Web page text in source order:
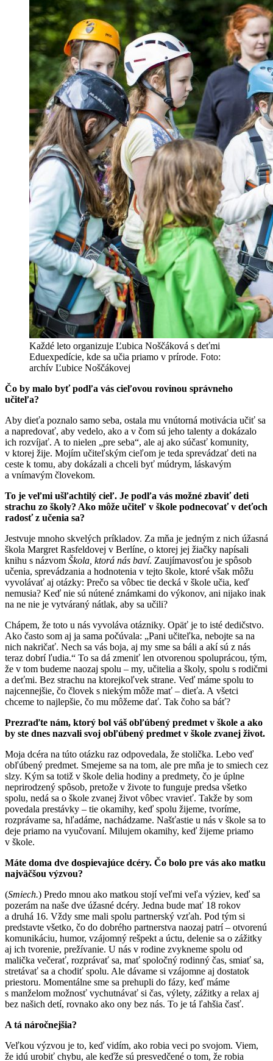
Každé leto organizuje Ľubica Noščáková s deťmi
Eduexpedície, kde sa učia priamo v prírode. Foto:
archív Ľubice Noščákovej
Čo by malo byť podľa vás cieľovou rovinou správneho
učiteľa?
Aby dieťa poznalo samo seba, ostala mu vnútorná motivácia učiť sa
a napredovať, aby vedelo, ako a v čom sú jeho talenty a dokázalo
ich rozvíjať. A to nielen „pre seba“, ale aj ako súčasť komunity,
v ktorej žije. Mojím učiteľským cieľom je teda sprevádzať deti na
ceste k tomu, aby dokázali a chceli byť múdrym, láskavým
a vnímavým človekom.
To je veľmi ušľachtilý cieľ. Je podľa vás možné zbaviť deti
strachu zo školy? Ako môže učiteľ v škole podnecovať v deťoch
radosť z učenia sa?
Jestvuje mnoho skvelých príkladov. Za mňa je jedným z nich úžasná
škola Margret Rasfeldovej v Berlíne, o ktorej jej žiačky napísali
knihu s názvom Škola, ktorá nás baví. Zaujímavosťou je spôsob
učenia, sprevádzania a hodnotenia v tejto škole, ktoré však môžu
vyvolávať aj otázky: Prečo sa vôbec tie decká v škole učia, keď
nemusia? Keď nie sú nútené známkami do výkonov, ani nijako inak
na ne nie je vytváraný nátlak, aby sa učili?
Chápem, že toto u nás vyvoláva otázniky. Opäť je to isté dedičstvo.
Ako často som aj ja sama počúvala: „Pani učiteľka, nebojte sa na
nich nakričať. Nech sa vás boja, aj my sme sa báli a akí sú z nás
teraz dobrí ľudia.“ To sa dá zmeniť len otvorenou spoluprácou, tým,
že v tom budeme naozaj spolu – my, učitelia a školy, spolu s rodičmi
a deťmi. Bez strachu na ktorejkoľvek strane. Veď máme spolu to
najcennejšie, čo človek s niekým môže mať – dieťa. A všetci
chceme to najlepšie, čo mu môžeme dať. Tak čoho sa báť?
Prezraďte nám, ktorý bol váš obľúbený predmet v škole a ako
by ste dnes nazvali svoj obľúbený predmet v škole zvanej život.
Moja dcéra na túto otázku raz odpovedala, že stolička. Lebo veď
obľúbený predmet. Smejeme sa na tom, ale pre mňa je to smiech cez
slzy. Kým sa totiž v škole delia hodiny a predmety, čo je úplne
neprirodzený spôsob, pretože v živote to funguje predsa všetko
spolu, nedá sa o škole zvanej život vôbec vravieť. Takže by som
povedala prestávky – tie okamihy, keď spolu žijeme, tvoríme,
rozprávame sa, hľadáme, nachádzame. Našťastie u nás v škole sa to
deje priamo na vyučovaní. Milujem okamihy, keď žijeme priamo
v škole.
Máte doma dve dospievajúce dcéry. Čo bolo pre vás ako matku
najväčšou výzvou?
(Smiech.) Predo mnou ako matkou stojí veľmi veľa výziev, keď sa
pozerám na naše dve úžasné dcéry. Jedna bude mať 18 rokov
a druhá 16. Vždy sme mali spolu partnerský vzťah. Pod tým si
predstavte všetko, čo do dobrého partnerstva naozaj patrí – otvorenú
komunikáciu, humor, vzájomný rešpekt a úctu, delenie sa o zážitky
aj ich tvorenie, prežívanie. U nás v rodine zvykneme spolu od
malička večerať, rozprávať sa, mať spoločný rodinný čas, smiať sa,
stretávať sa a chodiť spolu. Ale dávame si vzájomne aj dostatok
priestoru. Momentálne sme sa prehupli do fázy, keď máme
s manželom možnosť vychutnávať si čas, výlety, zážitky a relax aj
bez našich detí, rovnako ako ony bez nás. To je tá ľahšia časť.
A tá náročnejšia?
Veľkou výzvou je to, keď vidím, ako robia veci po svojom. Viem,
že idú urobiť chybu, ale keďže sú presvedčené o tom, že robia